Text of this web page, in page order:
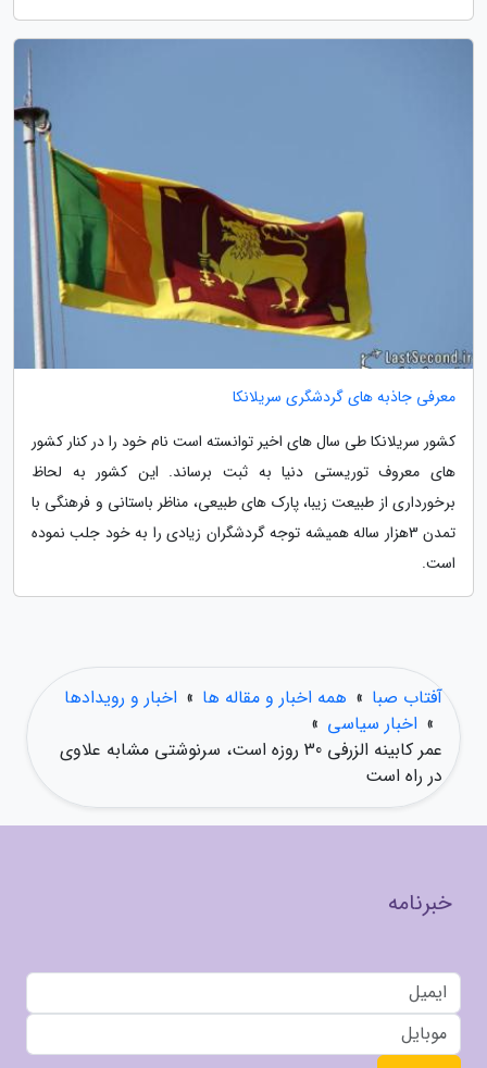
معرفی جاذبه های گردشگری سریلانکا
کشور سریلانکا طی سال های اخیر توانسته است نام خود را در کنار کشور
های معروف توریستی دنیا به ثبت برساند. این کشور به لحاظ
برخورداری از طبیعت زیبا، پارک های طبیعی، مناظر باستانی و فرهنگی با
تمدن 3‬هزار ساله همیشه توجه گردشگران زیادی را به خود جلب نموده
است.
آفتاب صبا » همه اخبار و مقاله ها » اخبار و رویدادها
» اخبار سیاسی »
عمر کابینه الزرفی 30 روزه است، سرنوشتی مشابه علاوی
در راه است
خبرنامه